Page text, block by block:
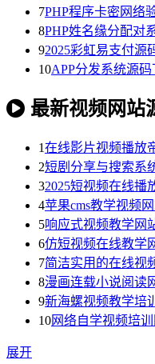
7PHP程序卡密网络
8PHP姓名缘分配对
92025彩虹易支付源
10APP分发系统源
最新视频网站
1在线影片视频播放
2短剧分享与搜索系
32025短视频在线播
4苹果cms教学视频
5响应式视频教学网
6仿短视频在线教学
7简洁实用的在线视
8漫画连载小说阅读
9新海螺视频教学培
10网络自学视频培
展开